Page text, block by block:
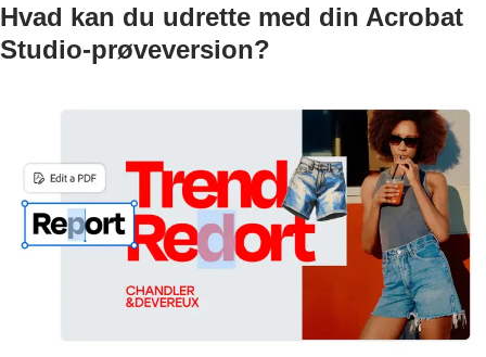
Hvad kan du udrette med din Acrobat
Studio-prøveversion?